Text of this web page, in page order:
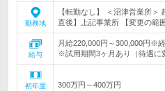
勤務地
【転勤なし】 ＜沼津営業所
直後】上記事業所 【変更の範
給与
月給220,000円～300,000円※
※試用期間3ヶ月あり（待遇に
初年度
300万円～400万円